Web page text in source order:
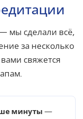
мы сделали всё,
за несколько
свяжется
минуты —